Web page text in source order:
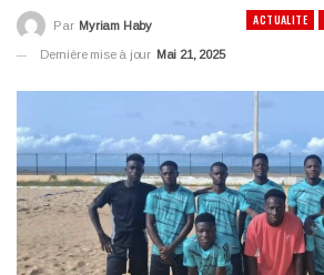
ACTUALITE
Par Myriam Haby
Dernière mise à jour Mai 21, 2025